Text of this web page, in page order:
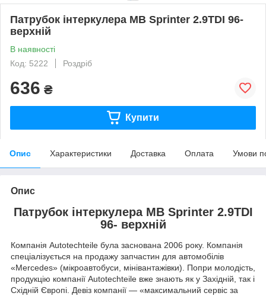
Патрубок інтеркулера MB Sprinter 2.9TDI 96-
верхній
В наявності
Код: 5222
Роздріб
636 ₴
Купити
Опис Характеристики Доставка Оплата Умови
Опис
Патрубок інтеркулера MB Sprinter 2.9TDI
96- верхній
Компанія Autotechteile була заснована 2006 року. Компанія
спеціалізується на продажу запчастин для автомобілів
«Mercedes» (мікроавтобуси, мінівантажівки). Попри молодість,
продукцію компанії Autotechteile вже знають як у Західній, так і
Східній Європі. Девіз компанії — «максимальний сервіс за